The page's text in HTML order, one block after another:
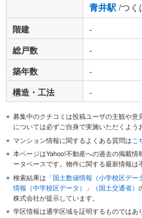
青井駅/つ
階建
-
総戸数
-
築年数
-
構造・工法
-
募集中のクチコミは投稿ユーザの主観や
については必ずご自身で実施いただくよう
マンション情報に関するよくある質問はこ
本ページはYahoo!不動産への過去の掲載
ータベースです。物件に関する最新情報は
検索結果は 「国土数値情報（小学校区デー
情報（中学校区データ）」（国土交通省）
株式会社が提示しています。
学区情報は通学区域を証明するものでは